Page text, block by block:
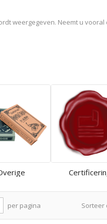
weergegeven. Neemt u vooral
Sorteer
per pagina